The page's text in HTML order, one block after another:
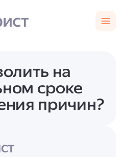
на
сроке
причин?